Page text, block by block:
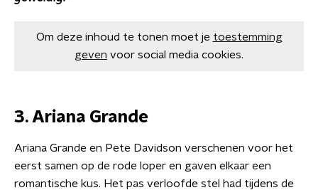
Om deze inhoud te tonen moet je toestemming
geven voor social media cookies.
3. Ariana Grande
Ariana Grande en Pete Davidson verschenen voor het
eerst samen op de rode loper en gaven elkaar een
romantische kus. Het pas verloofde stel had tijdens de